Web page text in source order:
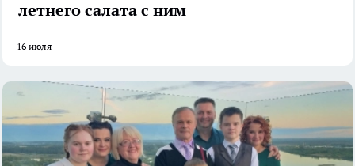
летнего салата с ним
16 июля